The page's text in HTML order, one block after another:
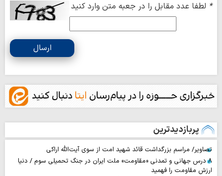
* لطفا عدد مقابل را در جعبه متن وارد کنید
ارسال
پربازدیدترین
تصاویر/ مراسم بزرگداشت قائد شهید امت از سوی آیت‌الله اراکی
۸ درس جهانی و تمدنی «مقاومت» ملت ایران در جنگ تحمیلی سوم / دنیا
ارزش مقاومت را فهمید